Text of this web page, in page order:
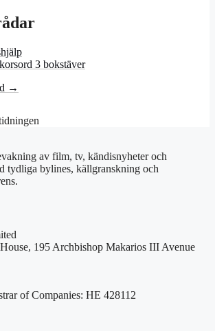
3 bokstäver
→
av film, tv, kändisnyheter och
tydliga bylines, källgranskning och
195 Archbishop Makarios III Avenue
of Companies: HE 428112